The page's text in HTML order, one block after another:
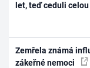
let, teď ceduli
Zemřela známá
zákeřné nemoci